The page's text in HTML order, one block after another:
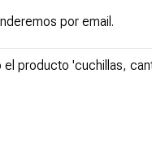
por email.